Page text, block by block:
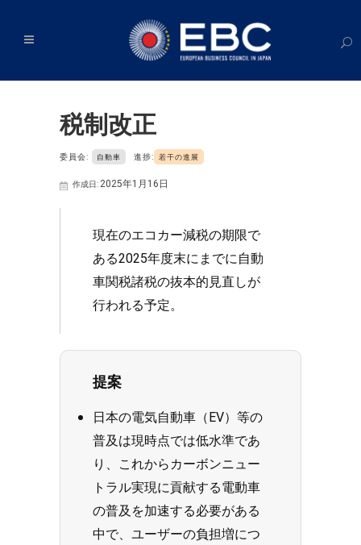
税制改正
委員会: 自動車 進捗: 若干の進展
作成日:2025年1月16日
現在のエコカー減税の期限で
ある2025年度末にまでに自動
車関税諸税の抜本的見直しが
行われる予定。
提案
日本の電気自動車（EV）等の
普及は現時点では低水準であ
り、これからカーボンニュー
トラル実現に貢献する電動車
の普及を加速する必要がある
中で、ユーザーの負担増につ